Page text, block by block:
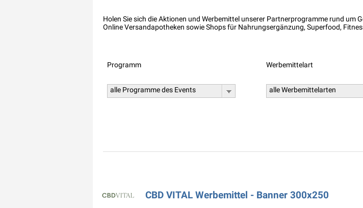
Holen Sie sich die Aktionen und Werbemittel unserer Partnerprogramme rund um
Online Versandapotheken sowie Shops für Nahrungsergänzung, Superfood,
Programm
alle Programme des Events
Werbemittelart
alle Werbemittelarten
CBD VITAL Werbemittel - Banner 300x250